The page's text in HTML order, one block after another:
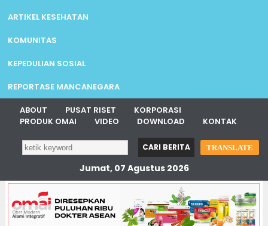
ARTIKEL KESEHATAN
KOMUNITAS
KEPEDULIAN SOSIAL
REPORTASE MANCANEGARA
ABOUT PUSAT RISET
KORPORASI
PRODUK OMAI
VIDEO DOWNLOAD KONTAK
TRANSLATE
Jumat, 07 Agustus 2026